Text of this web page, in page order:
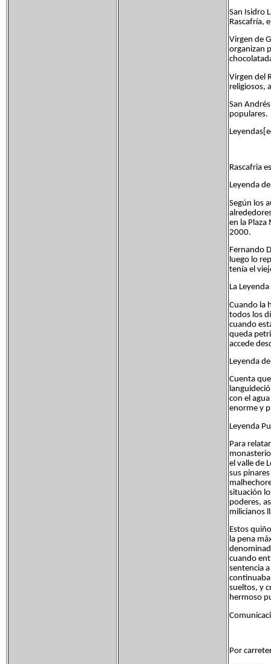
San Isidro
Rascafría,
Virgen de
organizan
Virgen del
religiosos,
San
populares.
Rascafria
Leyenda
Según los
en la Plaza
2000.
Fernando
luego lo
tenía el
La
Cuando la
todos los
cuando
queda
accede
Leyenda
Cuenta
con el
enorme y
Leyenda
Para
el valle de
sus
situación
poderes,
milicianos
Estos
la pena
cuando
sentencia
continuaba
sueltos, y
hermoso
Por